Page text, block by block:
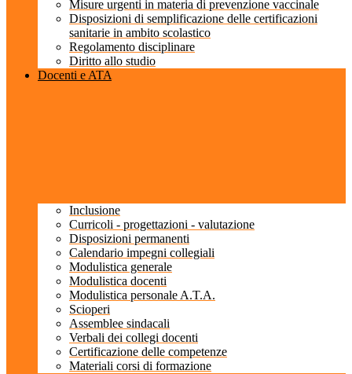
Misure urgenti in materia di prevenzione vaccinale
Disposizioni di semplificazione delle certificazioni
sanitarie in ambito scolastico
Regolamento disciplinare
Diritto allo studio
Docenti e ATA
Inclusione
Curricoli - progettazioni - valutazione
Disposizioni permanenti
Calendario impegni collegiali
Modulistica generale
Modulistica docenti
Modulistica personale A.T.A.
Scioperi
Assemblee sindacali
Verbali dei collegi docenti
Certificazione delle competenze
Materiali corsi di formazione